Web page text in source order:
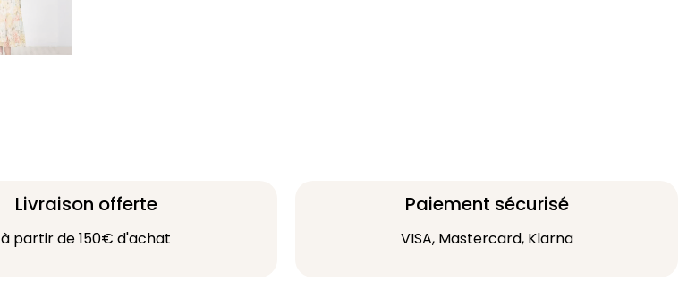
Livraison offerte
à partir de 150€ d'achat
Paiement sécurisé
VISA, Mastercard, Klarna